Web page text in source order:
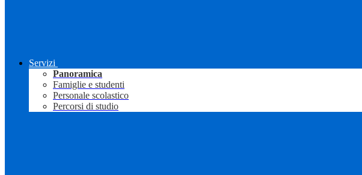
Servizi
Panoramica
Famiglie e studenti
Personale scolastico
Percorsi di studio